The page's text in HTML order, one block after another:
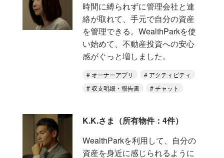
時間に縛られずに管理会社と連
絡が取れて、手元で自分の資産
を管理できる。WealthParkを使
い始めて、不動産投資への安心
感がぐっと増しました。
オーナーアプリ
アクティビティ
収支明細・報告書
チャット
K.K.さま（所有物件：4件）
WealthParkを利用して、自分の
資産を身近に感じられるように